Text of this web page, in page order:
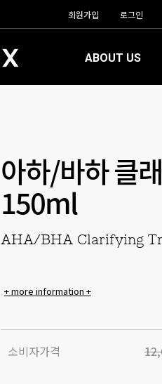
회원가입 로그인
ABOUT US
아하/바하 클
150ml
AHA/BHA Clarifying
+ more information +
소비자가격